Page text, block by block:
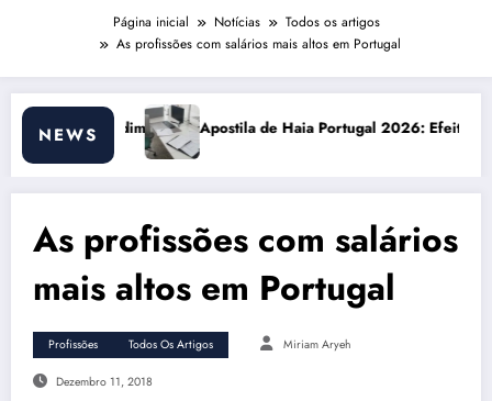
Página inicial Notícias
Todos os artigos
As profissões com salários mais altos em Portugal
NEWS
Haia Portugal 2026: Efeitos Surpreendentes e Oportunidades
Custo de
As profissões com salários
mais altos em Portugal
Profissões Todos Os Artigos Miriam Aryeh
Dezembro 11, 2018